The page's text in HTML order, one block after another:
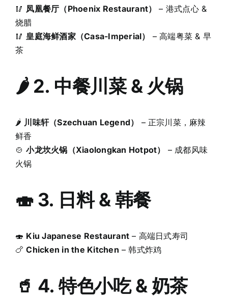
🥢 凤凰餐厅（Phoenix Restaurant）
– 港式点心 &
烧腊
🥢皇庭海鲜酒家（Casa-Imperial）
– 高端粤菜 & 早
茶
🌶 2. 中餐川菜 & 火锅
🌶 川味轩（Szechuan Legend）
– 正宗川菜，麻辣
鲜香
🍲小龙坎火锅（Xiaolongkan Hotpot）
– 成都风味
火锅
🍣 3. 日料 & 韩餐
🍣 Kiu Japanese Restaurant – 高端日式寿司
🍗Chicken in the Kitchen – 韩式炸鸡
🥤 4. 特色小吃 & 奶茶